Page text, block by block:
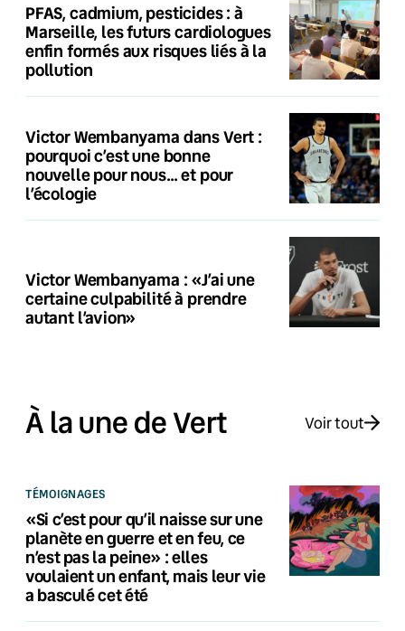
PFAS, cadmium, pesticides : à
Marseille, les futurs cardiologues
enfin formés aux risques liés à la
pollution
Victor Wembanyama dans Vert :
pourquoi c’est une bonne
nouvelle pour nous… et pour
l’écologie
Victor Wembanyama : «J’ai une
certaine culpabilité à prendre
autant l’avion»
À la une de Vert Voir tout
TÉMOIGNAGES
«Si c’est pour qu’il naisse sur une
planète en guerre et en feu, ce
n’est pas la peine» : elles
voulaient un enfant, mais leur vie
a basculé cet été